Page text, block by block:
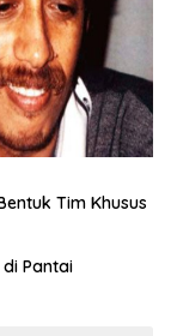
Tim Khusus
Pantai